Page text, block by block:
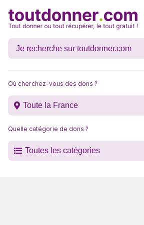
Où cherchez-vous des dons ?
Toute la France
Quelle catégorie de dons ?
Toutes les catégories